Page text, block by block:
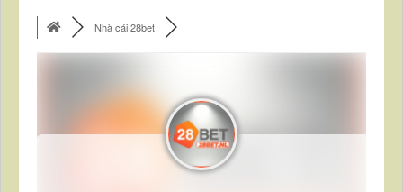
Nhà cái 28bet